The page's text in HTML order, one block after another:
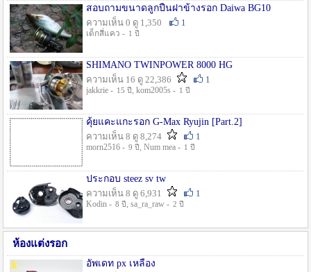
สอบถามขนาดลูกปืนฝาข้างรอก Daiwa BG10
ความเห็น 0 ดู 1,350
1
เด็กสี่แคว - 1 ปี
SHIMANO TWINPOWER 8000 HG
ความเห็น 16 ดู 22,386
1
jakkrie - 15 ปี , kom2005s - 1 ปี
คุ้ยแคะแกะรอก G-Max Ryujin [Part.2]
ความเห็น 8 ดู 8,274
1
morn2516 - 9 ปี , Num mea - 1 ปี
ประกอบ steez sv tw
ความเห็น 8 ดู 6,931
1
Kodin - 8 ปี , sa_ra_raw - 2 ปี
ห้องแต่งรอก
อัพเดท px เหลือง